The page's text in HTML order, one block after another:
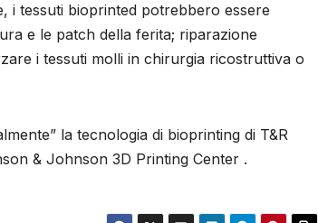
i tessuti bioprinted potrebbero essere
e le patch della ferita; riparazione
i tessuti molli in chirurgia ricostruttiva o
la tecnologia di bioprinting di T&R
& Johnson 3D Printing Center .